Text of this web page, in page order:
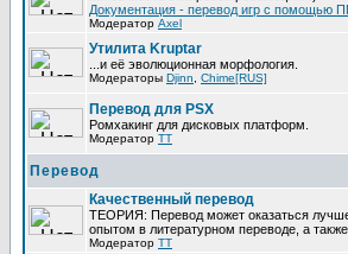
Документация - перевод игр с помощью
Модератор Axel
Утилита Kruptar
...и её эволюционная морфология.
Модераторы Djinn Chime[RUS]
Перевод для PSX
Ромхакинг для дисковых платформ.
Модератор TT
Перевод
Качественный перевод
ТЕОРИЯ: Перевод может оказаться
опытом в литературном переводе, а
Модератор TT